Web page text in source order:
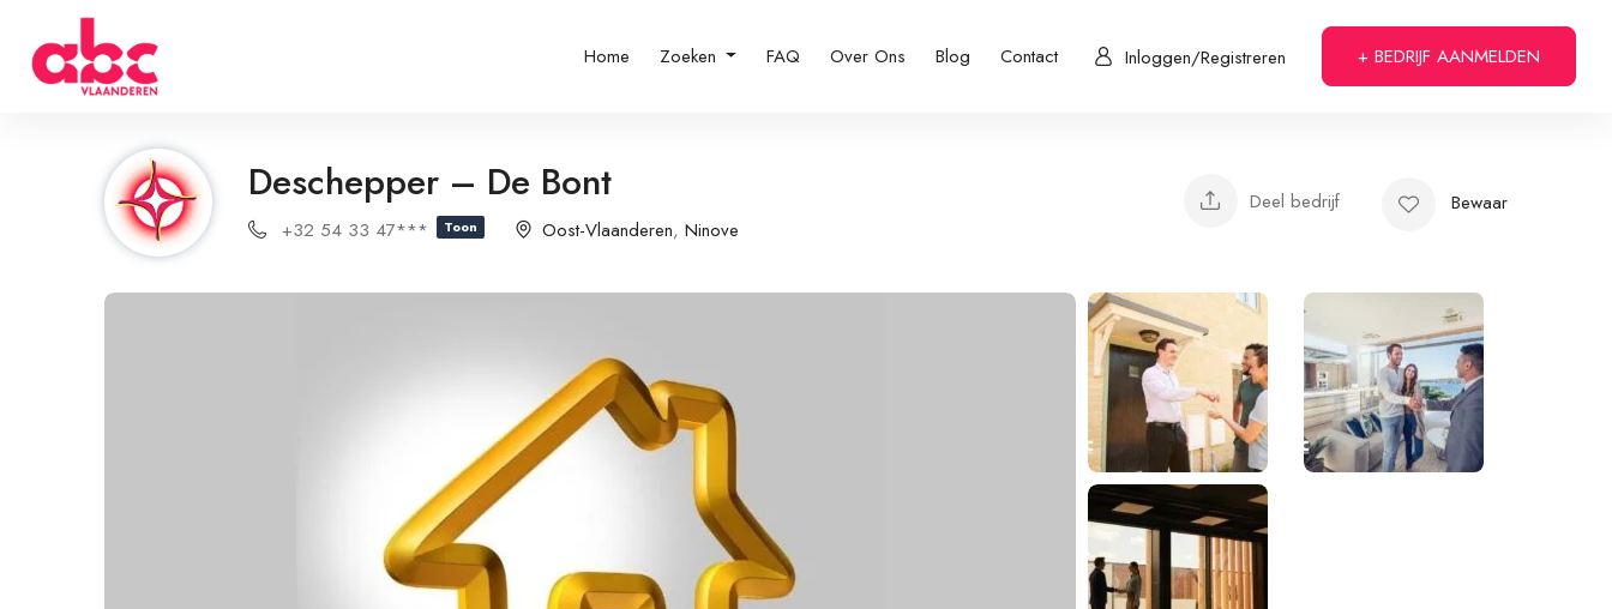
Home Zoeken FAQ Over Ons Blog Contact Inloggen/Registreren + BEDRIJF AANMELDEN
Deschepper – De Bont
+32 54 33 47*** Toon Oost-Vlaanderen, Ninove
Deel bedrijf Bewaar